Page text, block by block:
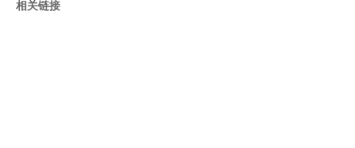
相关链接